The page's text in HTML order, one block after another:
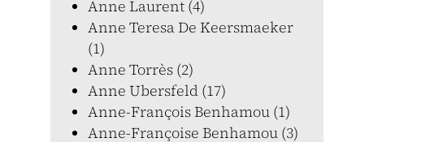
Anne Laurent (4)
Anne Teresa De Keersmaeker
(1)
Anne Torrès (2)
Anne Ubersfeld (17)
Anne-François Benhamou (1)
Anne-Françoise Benhamou (3)